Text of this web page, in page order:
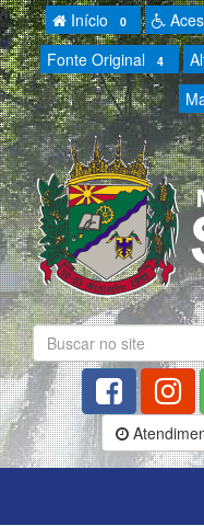
Início 0
Fonte Original 4